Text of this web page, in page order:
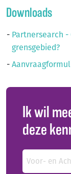
Downloads
Partnersearch
grensgebied?
Ik wil
deze